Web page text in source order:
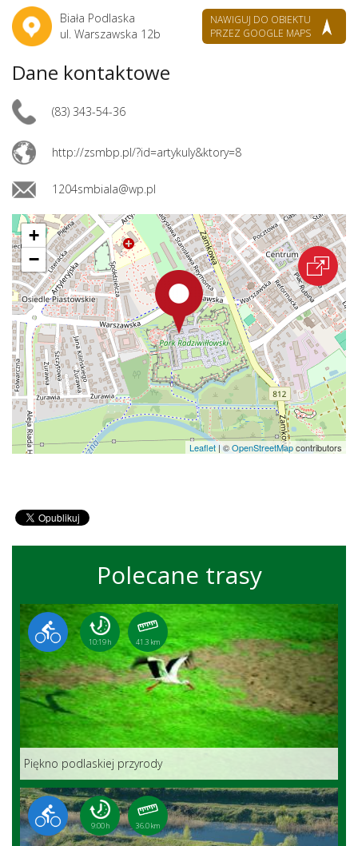
Biała Podlaska
ul. Warszawska 12b
NAWIGUJ DO OBIEKTU
PRZEZ GOOGLE MAPS
Dane kontaktowe
(83) 343-54-36
http://zsmbp.pl/?id=artykuly&ktory=8
1204smbiala@wp.pl
+
−
Leaflet |©OpenStreetMapcontributors
Polecane trasy
10:19 h 41.3 km
Piękno podlaskiej przyrody
9:00 h 36.0 km